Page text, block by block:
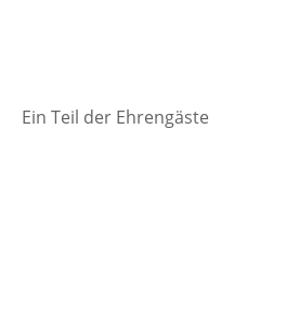
Ein Teil der Ehrengäste